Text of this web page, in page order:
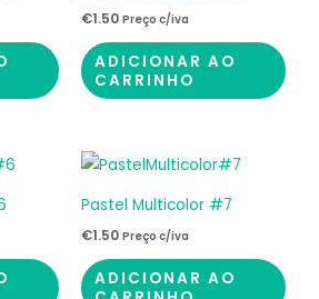
€1.50 Preço c/iva
ADICIONAR AO
CARRINHO
Pastel Multicolor #7
€1.50 Preço c/iva
ADICIONAR AO